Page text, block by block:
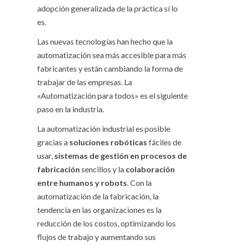
adopción generalizada de la práctica sí lo
es.
Las nuevas tecnologías han hecho que la
automatización sea más accesible para más
fabricantes y están cambiando la forma de
trabajar de las empresas. La
«Automatización para todos» es el siguiente
paso en la industria.
La automatización industrial es posible
gracias a soluciones robóticas fáciles de
usar, sistemas de gestión en procesos de
fabricación sencillos y la colaboración
entre humanos y robots. Con la
automatización de la fabricación, la
tendencia en las organizaciones es la
reducción de los costos, optimizando los
flujos de trabajo y aumentando sus